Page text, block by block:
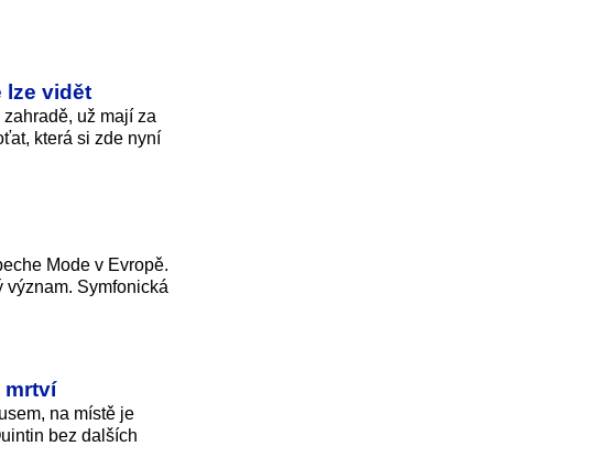
lze vidět
už mají za
která si zde nyní
Mode v Evropě.
význam. Symfonická
mrtví
na místě je
bez dalších